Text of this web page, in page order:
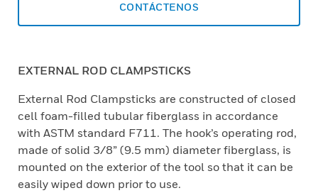
CONTÁCTENOS
EXTERNAL ROD CLAMPSTICKS
External Rod Clampsticks are constructed of closed
cell foam-filled tubular fiberglass in accordance
with ASTM standard F711. The hook’s operating rod,
made of solid 3/8” (9.5 mm) diameter fiberglass, is
mounted on the exterior of the tool so that it can be
easily wiped down prior to use.